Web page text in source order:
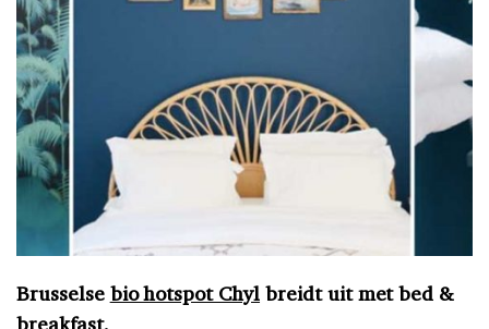
Brusselse bio hotspot Chyl breidt uit met bed &
breakfast.